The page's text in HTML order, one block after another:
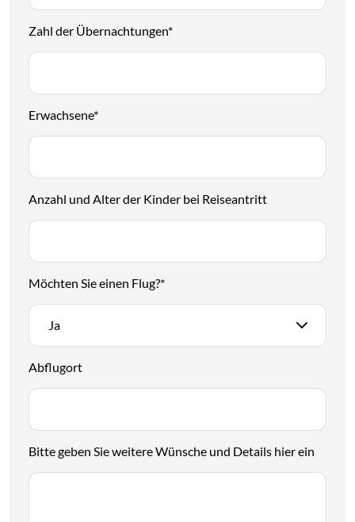
Zahl der Übernachtungen*
Erwachsene*
Anzahl und Alter der Kinder bei Reiseantritt
Möchten Sie einen Flug?*
Ja
Abflugort
Bitte geben Sie weitere Wünsche und Details hier ein